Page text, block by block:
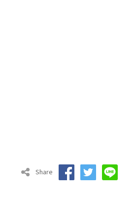
Share